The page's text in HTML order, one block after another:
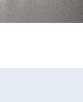
Nederlands